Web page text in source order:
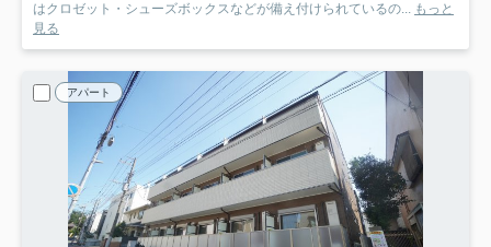
はクロゼット・シューズボックスなどが備え付けられているの... もっと
見る
アパート